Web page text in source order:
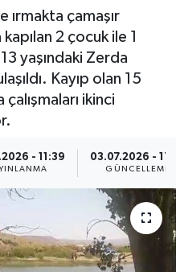
ırmakta çamaşır
kapılan 2 çocuk ile 1
yaşındaki Zerda
Kayıp olan 15
ikinci
- 11:39 03.07.2026 -
GÜNCELLEME